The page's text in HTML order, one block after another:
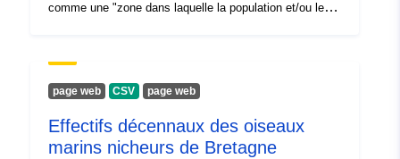
comme une "zone dans laquelle la population et/ou les
résiduaires pour les acheminer vers une station
d'épuration ou un point de rejet final". Elle correspond
Bruxelles-Nord et de Bruxelles-Sud.
page web CSV page web
Effectifs décennaux des oiseaux
marins nicheurs de Bretagne